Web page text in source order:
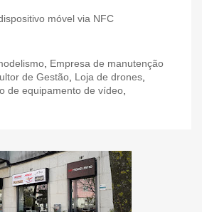
móvel via NFC
Empresa de manutenção
de Gestão Loja de drones
de equipamento de vídeo